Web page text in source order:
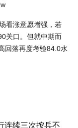
看涨意愿增强，若
关口。但就中期而
回落再度考验84.0水
连续三次按兵不